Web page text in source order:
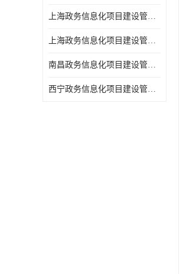
上海政务信息化项目建设管理办法价格
上海政务信息化项目建设管理办法机构
南昌政务信息化项目建设管理办法实验室
西宁政务信息化项目建设管理办法报告